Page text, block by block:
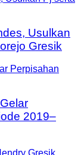
Usulkan
Gresik
2019–